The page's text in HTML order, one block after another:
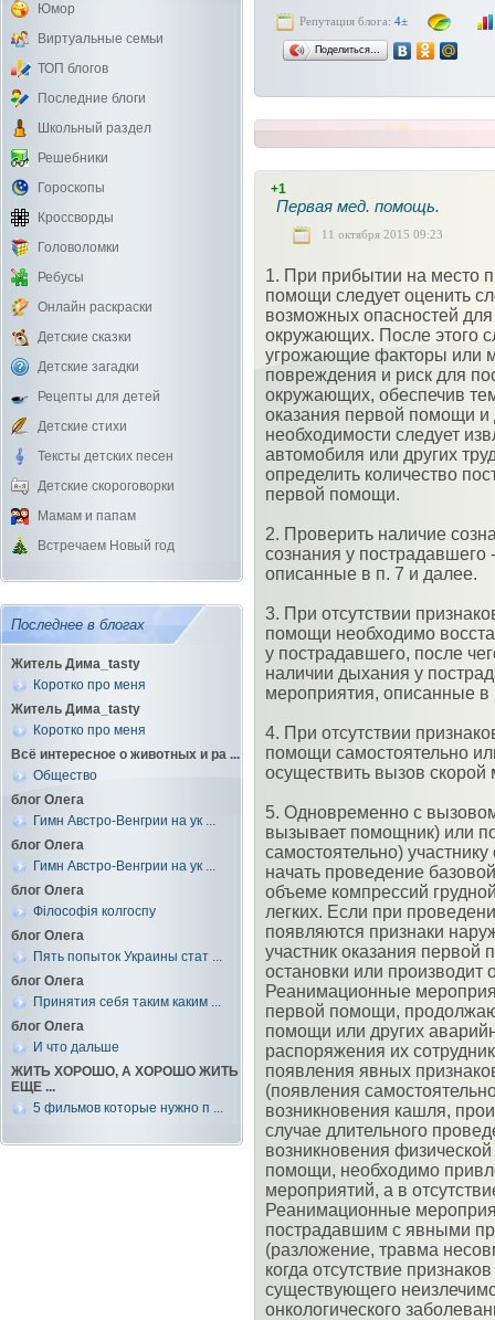
Юмор
Виртуальные семьи
ТОП блогов
Последние блоги
Школьный раздел
Решебники
Гороскопы
Кроссворды
Головоломки
Ребусы
Онлайн раскраски
Детские сказки
Детские загадки
Рецепты для детей
Детские стихи
Тексты детских песен
Детские скороговорки
Мамам и папам
Встречаем Новый год
Последнее в блогах
Житель Дима_tasty
Коротко про меня
Житель Дима_tasty
Коротко про меня
Всё интересное о животных и ра ...
Общество
блог Олега
Гимн Австро-Венгрии на ук ...
блог Олега
Гимн Австро-Венгрии на ук ...
блог Олега
Філософія колгоспу
блог Олега
Пять попыток Украины стат ...
блог Олега
Принятия себя таким каким ...
блог Олега
И что дальше
ЖИТЬ ХОРОШО, А ХОРОШО ЖИТЬ
ЕЩЕ ...
5 фильмов которые нужно п ...
Репутация блога: 4±
Поделиться…
+1
Первая мед. помощь.
11 октября 2015 09:23
1. При прибытии на место
помощи следует оценить
возможных опасностей
окружающих. После этого
угрожающие факторы или
повреждения и риск для
окружающих, обеспечив
оказания первой помощи
необходимости следует
автомобиля или других
определить количество
первой помощи.
2. Проверить наличие
сознания у
описанные в п. 7 и далее.
3. При отсутствии
помощи необходимо
у пострадавшего, после
наличии дыхания у
мероприятия, описанные в
4. При отсутствии
помощи самостоятельно
осуществить вызов
5. Одновременно с
вызывает помощник) или
самостоятельно)
начать проведение
объеме компрессий
легких. Если при
появляются признаки
участник оказания
остановки или производит
Реанимационные
первой помощи,
помощи или других
распоряжения их
появления явных
(появления
возникновения кашля,
случае длительного
возникновения
помощи, необходимо
мероприятий, а в
Реанимационные
пострадавшим с явными
(разложение, травма
когда отсутствие
существующего
онкологического